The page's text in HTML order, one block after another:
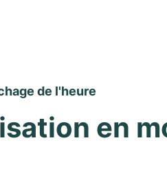
de l'heure
en